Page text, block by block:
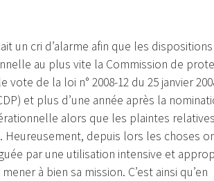
un cri d’alarme afin que les dispositions
au plus vite la Commission de
de la loi n° 2008-12 du 25 janvier
et plus d’une année après la
alors que les plaintes
depuis lors les choses
par une utilisation intensive et
à bien sa mission. C’est ainsi qu’en